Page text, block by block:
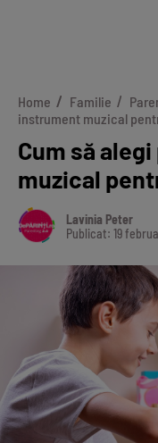
Home Familie
instrument muzical
Cum să
muzical
Lavinia Peter
Publicat: 19